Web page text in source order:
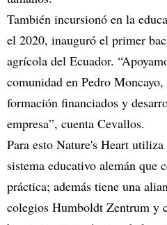
También incursionó en la
el 2020, inauguró el primer
agrícola del Ecuador.
comunidad en Pedro
formación financiados y
empresa”, cuenta Cevallos.
Para esto Nature's Heart
sistema educativo alemán que
práctica; además tiene una
colegios Humboldt Zentrum y